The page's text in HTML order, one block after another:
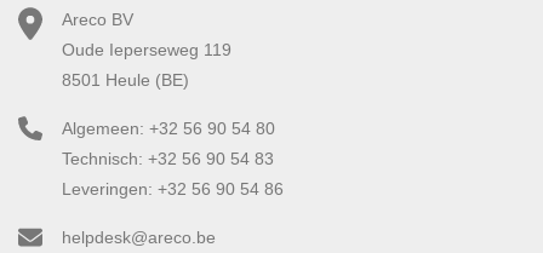
Areco BV
Oude Ieperseweg 119
8501 Heule (BE)
Algemeen: +32 56 90 54 80
Technisch: +32 56 90 54 83
Leveringen: +32 56 90 54 86
helpdesk@areco.be